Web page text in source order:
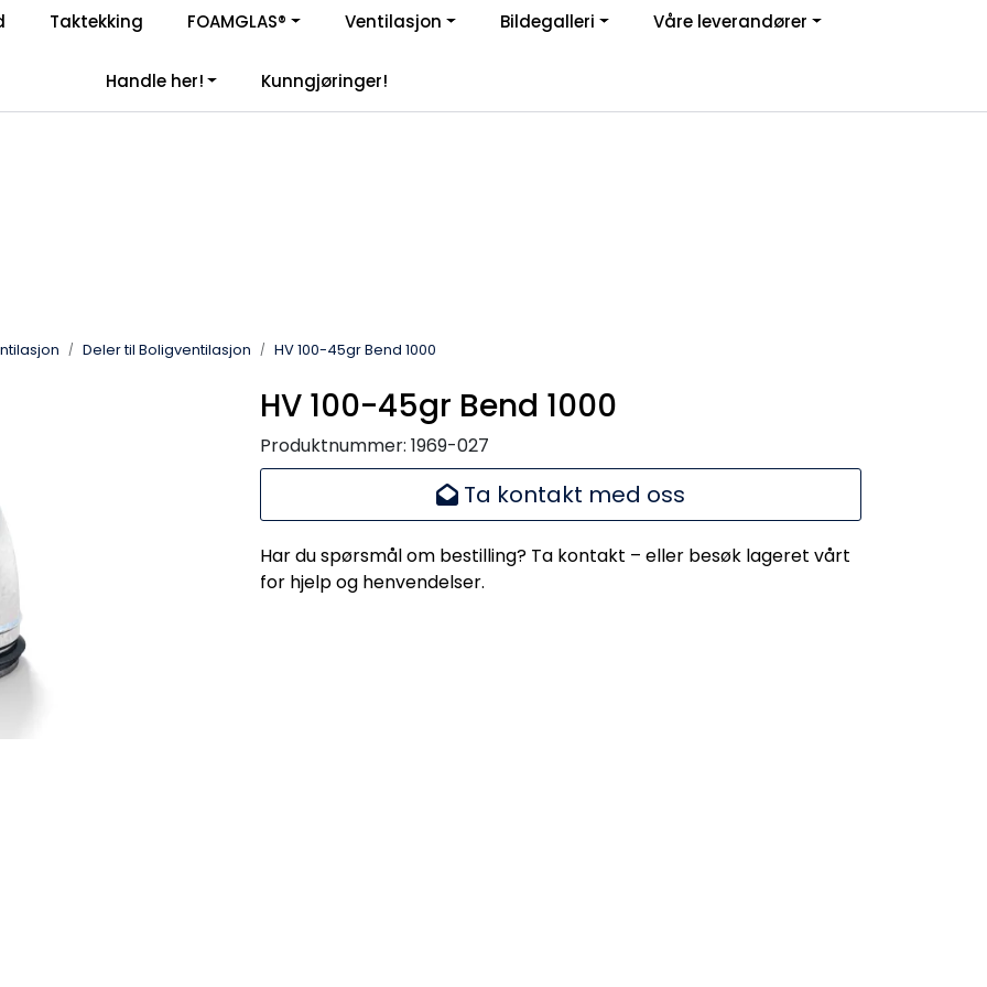
Enkelt kjøp, hentes i butikk (Sandefjord)
Taktekking FOAMGLAS® Ventilasjon Bildegalleri Våre leverandører
Handle her! Kunngjøringer!
Deler til Boligventilasjon HV 100-45gr Bend 1000
HV 100-45gr Bend 1000
Produktnummer: 1969-027
Ta kontakt med oss
Har du spørsmål om bestilling? Ta kontakt – eller besøk lageret vårt
for hjelp og henvendelser.